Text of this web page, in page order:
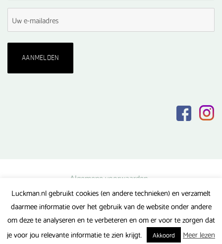
Algemene voorwaarden
Privacy verklaring
Veel gestelde vragen
Luckman.nl gebruikt cookies (en andere technieken) en verzamelt
daarmee informatie over het gebruik van de website onder andere
om deze te analyseren en te verbeteren en om er voor te zorgen dat
je voor jou relevante informatie te zien krijgt.
Akkoord Meer lezen